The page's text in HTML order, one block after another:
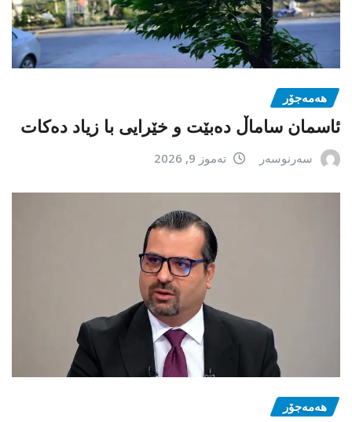
هەمەجۆر
ئاسمان ساماڵ دەبێت و خێرایی با زیاد دەکات
سەرنوسەر تەموز 9, 2026
هەمەجۆر